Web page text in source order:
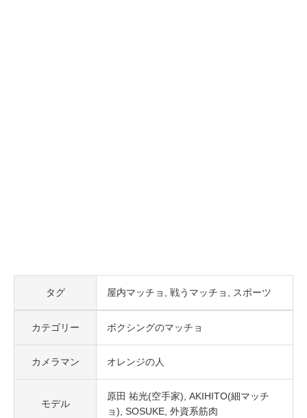
タグ 屋内マッチョ 戦うマッチョ スポーツ
カテゴリー ボクシングのマッチョ
カメラマン オレンジの人
モデル
原田 祐光(空手家) AKIHITO(細マッチ
ョ) SOSUKE 外資系筋肉